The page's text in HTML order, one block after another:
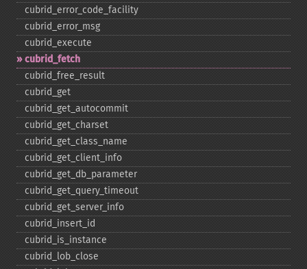
cubrid_​error_​code_​facility
cubrid_​error_​msg
cubrid_​execute
cubrid_​fetch
cubrid_​free_​result
cubrid_​get
cubrid_​get_​autocommit
cubrid_​get_​charset
cubrid_​get_​class_​name
cubrid_​get_​client_​info
cubrid_​get_​db_​parameter
cubrid_​get_​query_​timeout
cubrid_​get_​server_​info
cubrid_​insert_​id
cubrid_​is_​instance
cubrid_​lob_​close